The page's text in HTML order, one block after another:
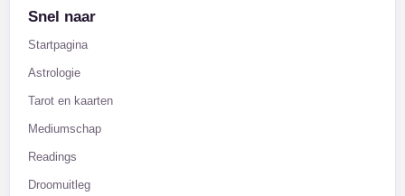
Snel naar
Startpagina
Astrologie
Tarot en kaarten
Mediumschap
Readings
Droomuitleg